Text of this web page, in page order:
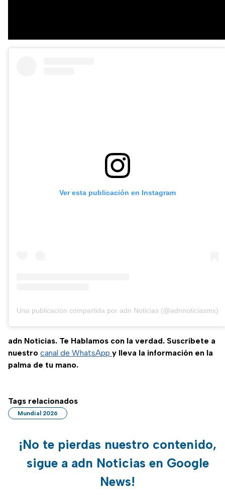
Ver esta publicación en Instagram
Una publicación compartida por adn Noticias (@adnnoticiasmx)
adn Noticias. Te Hablamos con la verdad. Suscríbete a
nuestro canal de WhatsApp y lleva la información en la
palma de tu mano.
Tags relacionados
Mundial 2026
¡No te pierdas nuestro contenido,
sigue a adn Noticias en Google
News!